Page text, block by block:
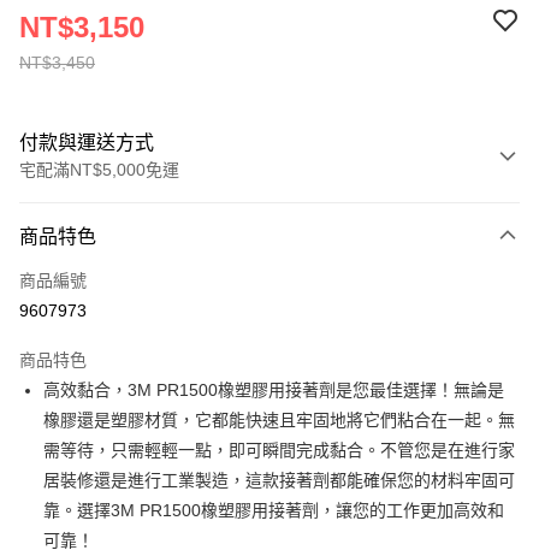
NT$3,450
NT$3,150
付款與運送方式
宅配滿NT$5,000免運
信用卡一次付款
超商取貨付款
Apple Pay
街口支付
運送方式
商品特色
商品編號
9607973
商品特色
高效黏合，3M PR1500橡塑膠用接著劑是您最佳選擇！無論是
橡膠還是塑膠材質，它都能快速且牢固地將它們粘合在一起。無
需等待，只需輕輕一點，即可瞬間完成黏合。不管您是在進行家
居裝修還是進行工業製造，這款接著劑都能確保您的材料牢固可
靠。選擇3M PR1500橡塑膠用接著劑，讓您的工作更加高效和
可靠！